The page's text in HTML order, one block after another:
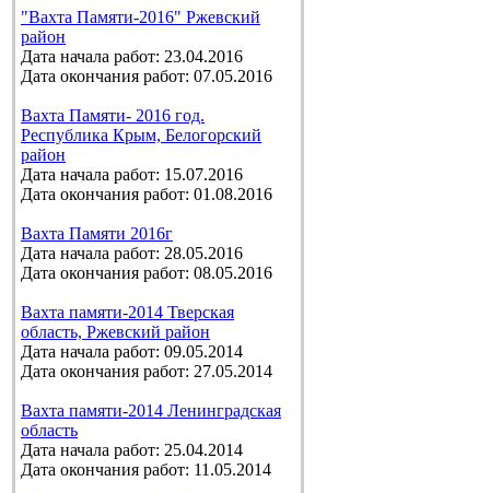
"Вахта Памяти-2016" Ржевский
район
Дата начала работ: 23.04.2016
Дата окончания работ: 07.05.2016
Вахта Памяти- 2016 год.
Республика Крым, Белогорский
район
Дата начала работ: 15.07.2016
Дата окончания работ: 01.08.2016
Вахта Памяти 2016г
Дата начала работ: 28.05.2016
Дата окончания работ: 08.05.2016
Вахта памяти-2014 Тверская
область, Ржевский район
Дата начала работ: 09.05.2014
Дата окончания работ: 27.05.2014
Вахта памяти-2014 Ленинградская
область
Дата начала работ: 25.04.2014
Дата окончания работ: 11.05.2014